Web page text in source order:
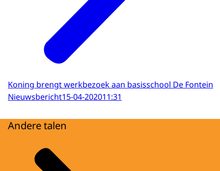
Koning brengt werkbezoek aan basisschool De Fontein
Nieuwsbericht15-04-202011:31
Andere talen